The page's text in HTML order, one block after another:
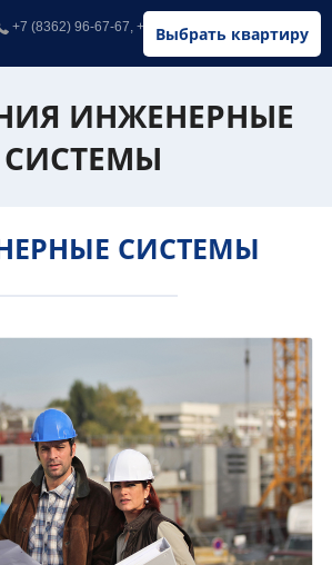
Выбрать квартиру
+7 (8362) 96-67-67, +7 (902) 326-67-67
ИНЖЕНЕРНЫЕ
СИСТЕМЫ
СИСТЕМЫ